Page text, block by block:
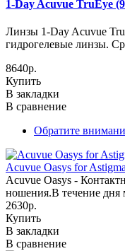
1-Day Acuvue TruEye
Линзы 1-Day Acuvue
гидрогелевые линзы.
8640р.
Купить
В закладки
В сравнение
Обратите
Acuvue Oasys for
Acuvue Oasys -
ношения.В течение дня
2630р.
Купить
В закладки
В сравнение